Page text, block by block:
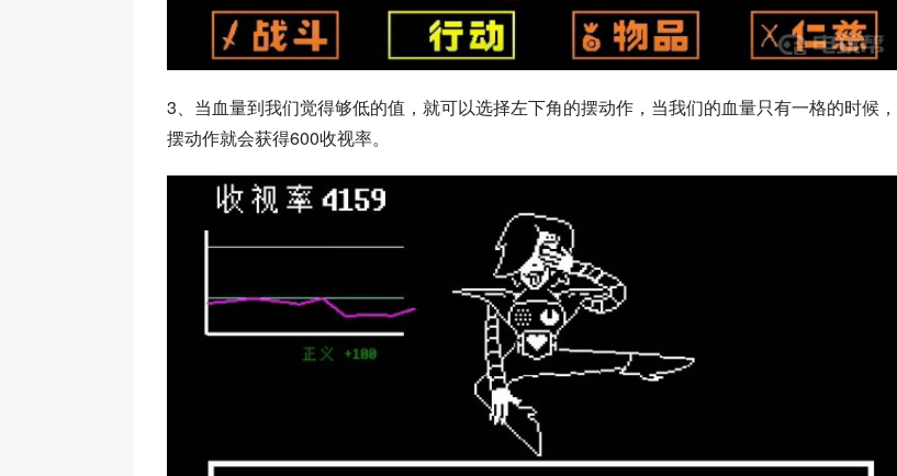
3、当血量到我们觉得够低的值，就可以选择左下角的摆动作，当我们的血量只有一格的时候，
摆动作就会获得600收视率。